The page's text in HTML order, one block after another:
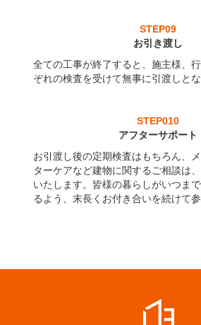
STEP09
お引き渡し
STEP010
アフターサポート
全ての工事が終了すると、施主様、
ぞれの検査を受けて無事に引渡しとな
お引渡し後の定期検査はもちろん、
ターケアなど建物に関するご相談は
いたします。皆様の暮らしがいつま
るよう、末長くお付き合いを続けて参